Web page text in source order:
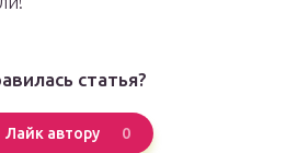
статья?
Лайк автору 0